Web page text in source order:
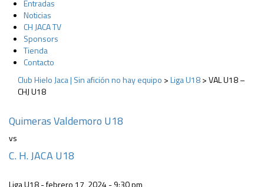
Entradas
Noticias
CH JACA TV
Sponsors
Tienda
Contacto
Club Hielo Jaca | Sin afición no hay equipo >Liga U18>VAL U18 –
CHJ U18
Quimeras Valdemoro U18
vs
C. H. JACA U18
Liga U18 - febrero 17, 2024 - 9:30 pm